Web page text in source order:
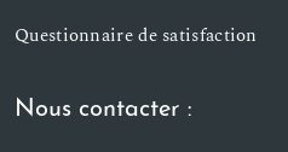
Questionnaire de satisfaction
Nous contacter :